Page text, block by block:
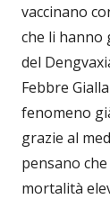
vaccinano
che li hanno
del
Febbre
fenomeno
grazie al
pensano
mortalità